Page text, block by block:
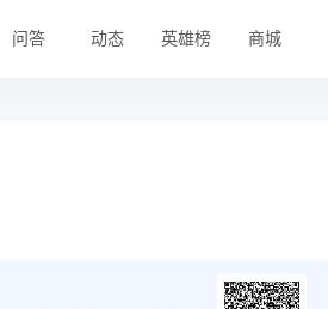
问答 动态 英雄榜 商城